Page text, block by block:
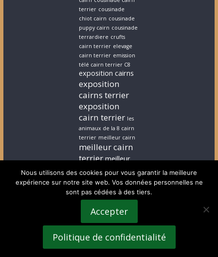
terrier cousinade
chiot cairn cousinade
puppy cairn cousinade
terrardiere crufts
cairn terrier elevage
cairn terrier emission
télé cairn terrier C8
exposition cairns
exposition
cairns terrier
exposition
cairn terrier les
animaux de la 8 cairn
terrier meilleur cairn
meilleur cairn
terrier meilleur
elevage cairn
terrier
stephanie
cairn terrier
stephanie
chiot cairn terrier
terrardiere voeux
terrier terrier ecossais
voeux cairn terrier
Nous utilisons des cookies pour vous garantir la meilleure
expérience sur notre site web. Vos données personnelles ne
sont pas cédées à des tiers.
Accepter
Politique de confidentialité